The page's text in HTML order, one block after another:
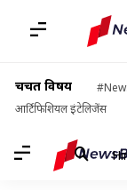
चर्चित विषय
आर्टिफिशियल इंटेलिजेंस